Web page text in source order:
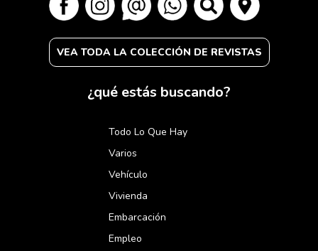
VEA TODA LA COLECCIÓN DE REVISTAS
¿qué estás buscando?
Todo Lo Que Hay
Varios
Vehículo
Vivienda
Embarcación
Empleo